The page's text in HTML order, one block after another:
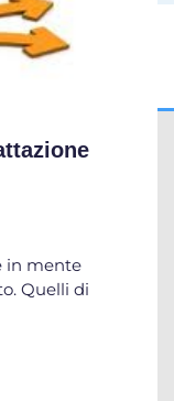
in mente
Quelli di